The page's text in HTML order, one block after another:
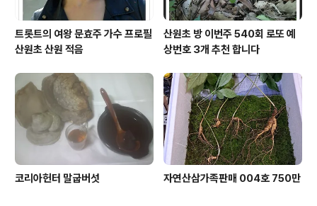
트롯트의 여왕 문효주 가수 프로필
산원초 산원 적음
산원초 방 이번주 540회 로또 예
상번호 3개 추천 합니다
코리아헌터 말굽버섯 자연산삼가족판매 004호 750만